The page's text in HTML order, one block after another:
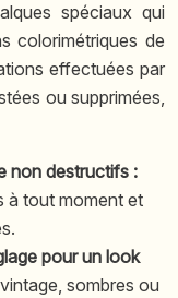
spéciaux qui
colorimétriques de
effectuées par
ou supprimées,
non destructifs :
à tout moment et
pour un look
sombres ou